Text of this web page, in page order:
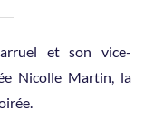
et son vice-
Nicolle Martin, la